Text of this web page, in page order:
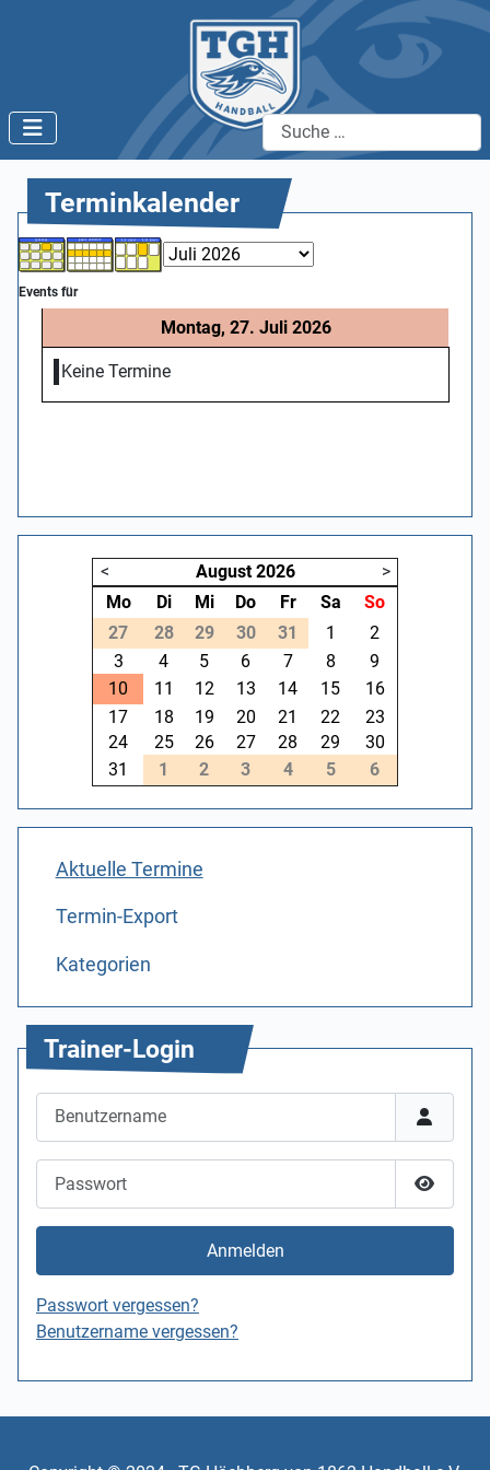
Suchen
Terminkalender
Events für
Montag, 27. Juli 2026
Keine Termine
< August 2026
>
Mo
Di Mi Do Fr Sa
So
27
28 29 30 31 1
2
3
4 5 6 7 8
9
10
11 12 13 14 15
16
17
18 19 20 21 22
23
24
25 26 27 28 29
30
31
1 2 3 4 5 6
Aktuelle Termine
Termin-Export
Kategorien
Trainer-Login
Anmelden
Passwort vergessen?
Benutzername vergessen?